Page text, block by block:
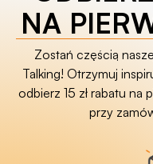
NA
Zostań częścią
Talking! Otrzymuj
odbierz 15 zł rabatu na
przy